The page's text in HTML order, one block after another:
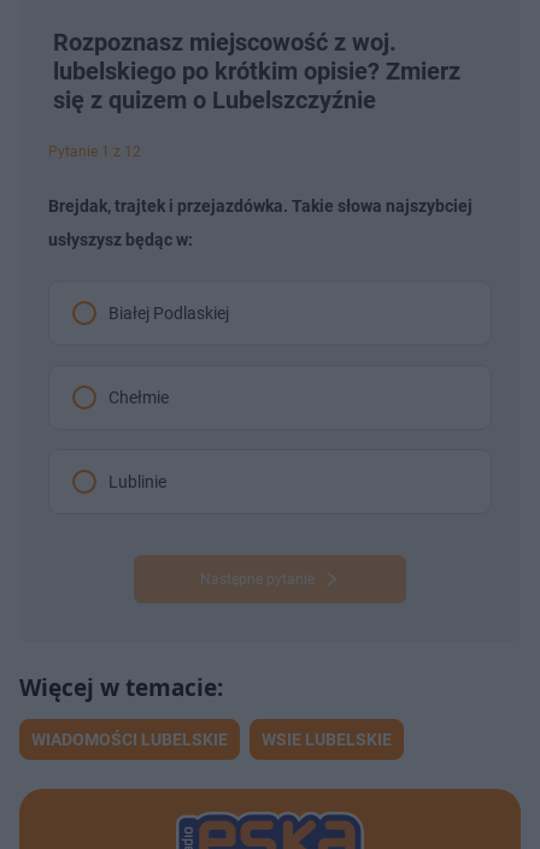
Rozpoznasz miejscowość z woj.
lubelskiego po krótkim opisie? Zmierz
się z quizem o Lubelszczyźnie
Pytanie 1 z 12
Brejdak, trajtek i przejazdówka. Takie słowa najszybciej
usłyszysz będąc w:
Białej Podlaskiej
Chełmie
Lublinie
Następne pytanie
WIADOMOŚCI LUBELSKIE WSIE LUBELSKIE